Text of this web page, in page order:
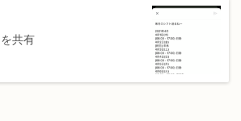
共有